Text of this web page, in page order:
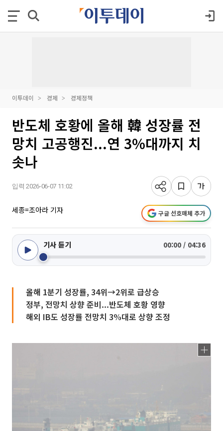
이투데이 경제 경제정책
반도체 호황에 올해 韓 성장률 전
망치 고공행진...연 3%대까지 치
솟나
입력 2026-06-07 11:02
세종=조아라 기자 구글 선호매체 추가
기사 듣기 00:00 / 04:36
올해 1분기 성장률, 34위→2위로 급상승
정부, 전망치 상향 준비...반도체 호황 영향
해외 IB도 성장률 전망치 3%대로 상향 조정